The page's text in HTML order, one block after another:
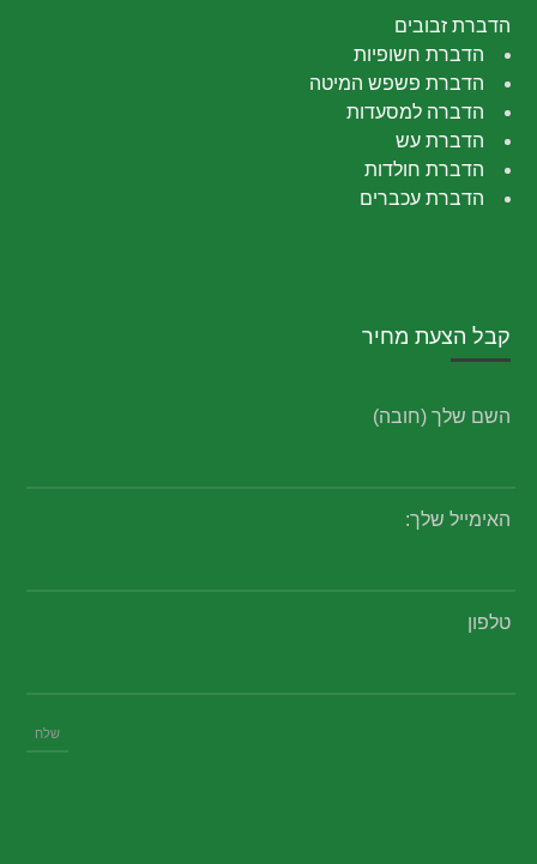
הדברת זבובים
הדברת חשופיות
הדברת פשפש המיטה
הדברה למסעדות
הדברת עש
הדברת חולדות
הדברת עכברים
קבל הצעת מחיר
השם שלך (חובה)
האימייל שלך:
טלפון